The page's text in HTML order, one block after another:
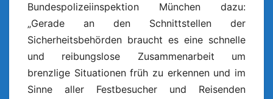
Bundespolizeiinspektion München dazu:
„Gerade an den Schnittstellen der
Sicherheitsbehörden braucht es eine schnelle
und reibungslose Zusammenarbeit um
brenzlige Situationen früh zu erkennen und im
Sinne aller Festbesucher und Reisenden